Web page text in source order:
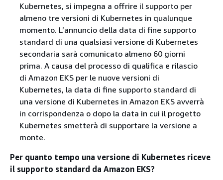
Kubernetes, si impegna a offrire il supporto per
almeno tre versioni di Kubernetes in qualunque
momento. L’annuncio della data di fine supporto
standard di una qualsiasi versione di Kubernetes
secondaria sarà comunicato almeno 60 giorni
prima. A causa del processo di qualifica e rilascio
di Amazon EKS per le nuove versioni di
Kubernetes, la data di fine supporto standard di
una versione di Kubernetes in Amazon EKS avverrà
in corrispondenza o dopo la data in cui il progetto
Kubernetes smetterà di supportare la versione a
monte.
Per quanto tempo una versione di Kubernetes riceve
il supporto standard da Amazon EKS?